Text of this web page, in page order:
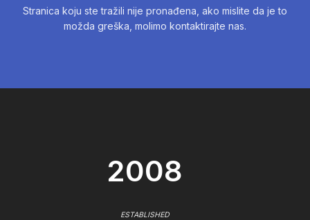
Stranica koju ste tražili nije pronađena, ako mislite da je to
možda greška, molimo kontaktirajte nas.
2008
ESTABLISHED